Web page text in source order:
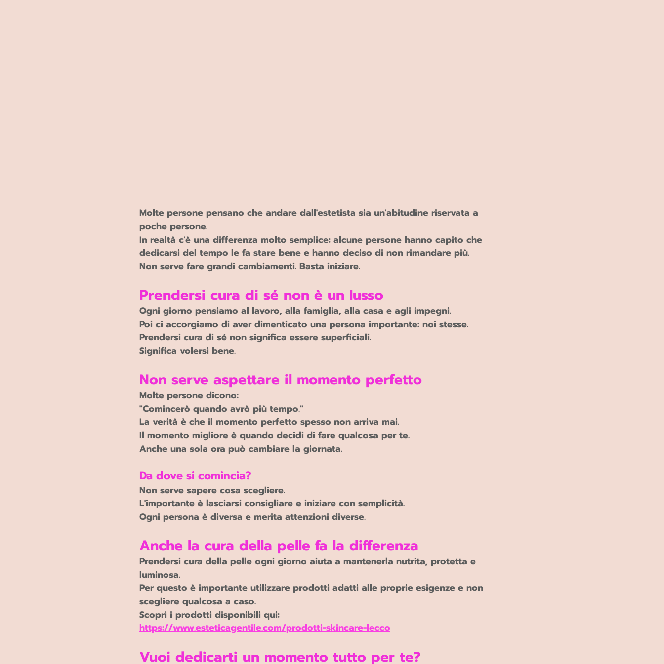
Molte persone pensano che andare dall'estetista sia un'abitudine riservata a
poche persone.
In realtà c'è una differenza molto semplice: alcune persone hanno capito che
dedicarsi del tempo le fa stare bene e hanno deciso di non rimandare più.
Non serve fare grandi cambiamenti. Basta iniziare.
Prendersi cura di sé non è un lusso
Ogni giorno pensiamo al lavoro, alla famiglia, alla casa e agli impegni.
Poi ci accorgiamo di aver dimenticato una persona importante: noi stesse.
Prendersi cura di sé non significa essere superficiali.
Significa volersi bene.
Non serve aspettare il momento perfetto
Molte persone dicono:
"Comincerò quando avrò più tempo."
La verità è che il momento perfetto spesso non arriva mai.
Il momento migliore è quando decidi di fare qualcosa per te.
Anche una sola ora può cambiare la giornata.
Da dove si comincia?
Non serve sapere cosa scegliere.
L'importante è lasciarsi consigliare e iniziare con semplicità.
Ogni persona è diversa e merita attenzioni diverse.
Anche la cura della pelle fa la differenza
Prendersi cura della pelle ogni giorno aiuta a mantenerla nutrita, protetta e
luminosa.
Per questo è importante utilizzare prodotti adatti alle proprie esigenze e non
scegliere qualcosa a caso.
Scopri i prodotti disponibili qui:
https://www.esteticagentile.com/prodotti-skincare-lecco
Vuoi dedicarti un momento tutto per te?